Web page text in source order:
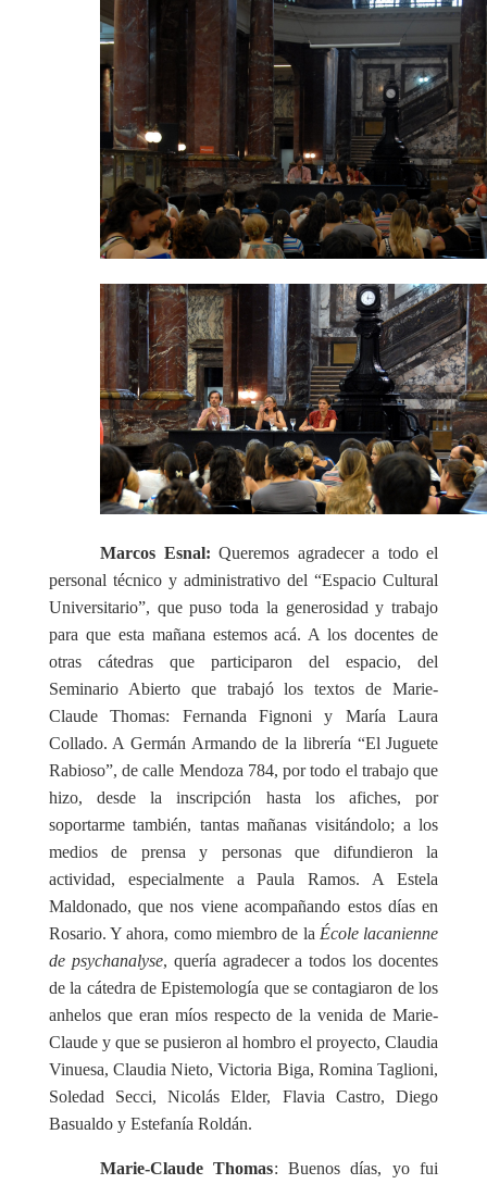
Marcos Esnal:Queremos agradecer a todo el
personal técnico y administrativo del “Espacio Cultural
Universitario”, que puso toda la generosidad y trabajo
para que esta mañana estemos acá. A los docentes de
otras cátedras que participaron del espacio, del
Seminario Abierto que trabajó los textos de Marie-
Claude Thomas: Fernanda Fignoni y María Laura
Collado. A Germán Armando de la librería “El Juguete
Rabioso”, de calle Mendoza 784, por todo el trabajo que
hizo, desde la inscripción hasta los afiches, por
soportarme también, tantas mañanas visitándolo; a los
medios de prensa y personas que difundieron la
actividad, especialmente a Paula Ramos. A Estela
Maldonado, que nos viene acompañando estos días en
Rosario. Y ahora, como miembro de la École lacanienne
de psychanalyse, quería agradecer a todos los docentes
de la cátedra de Epistemología que se contagiaron de los
anhelos que eran míos respecto de la venida de Marie-
Claude y que se pusieron al hombro el proyecto, Claudia
Vinuesa, Claudia Nieto, Victoria Biga, Romina Taglioni,
Soledad Secci, Nicolás Elder, Flavia Castro, Diego
Basualdo y Estefanía Roldán.
Marie-Claude Thomas: Buenosdías, yo fui